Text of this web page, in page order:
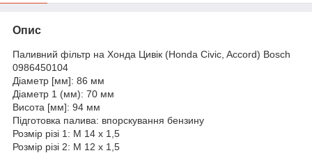
Опис
Паливний фільтр на Хонда Цивік (Honda Civic, Accord) Bosch
0986450104
Діаметр [мм]: 86 мм
Діаметр 1 (мм): 70 мм
Висота [мм]: 94 мм
Підготовка палива: впорскування бензину
Розмір різі 1: M 14 x 1,5
Розмір різі 2: M 12 x 1,5